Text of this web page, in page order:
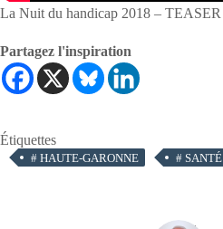
La Nuit du handicap 2018 – TEASER
Partagez l'inspiration
Étiquettes
# HAUTE-GARONNE # SANTÉ